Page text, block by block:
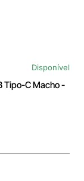
Disponível
Tipo-C Macho -